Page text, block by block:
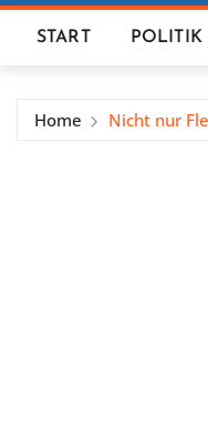
START POLITIK
Home Nicht nur